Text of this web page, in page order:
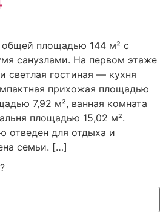
площадью 144 м² с
санузлами. На первом этаже
светлая гостиная — кухня
прихожая площадью
7,92 м², ванная комната
площадью 15,02 м².
отведен для отдыха и
семьи. […]